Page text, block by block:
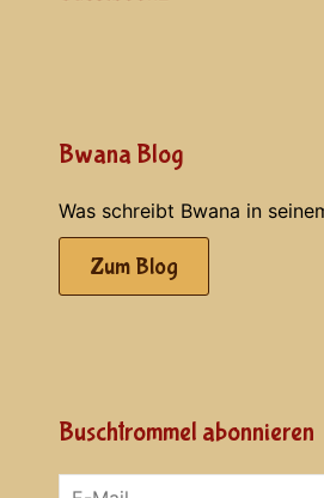
Bwana Blog
Was schreibt Bwana in
Zum Blog
Buschtrommel abonnieren